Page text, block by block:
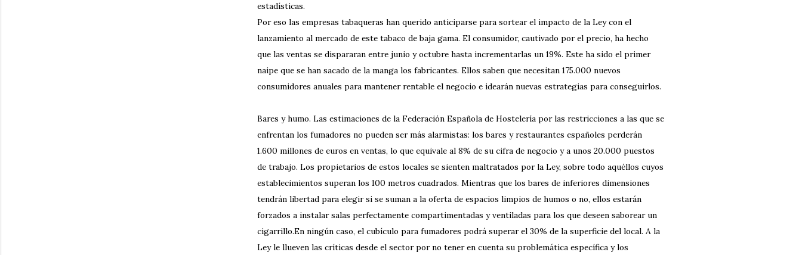
estadísticas.
Por eso las empresas tabaqueras han querido anticiparse para sortear el impacto de la Ley con el
lanzamiento al mercado de este tabaco de baja gama. El consumidor, cautivado por el precio, ha hecho
que las ventas se dispararan entre junio y octubre hasta incrementarlas un 19%. Este ha sido el primer
naipe que se han sacado de la manga los fabricantes. Ellos saben que necesitan 175.000 nuevos
consumidores anuales para mantener rentable el negocio e idearán nuevas estrategias para conseguirlos.
Bares y humo. Las estimaciones de la Federación Española de Hostelería por las restricciones a las que se
enfrentan los fumadores no pueden ser más alarmistas: los bares y restaurantes españoles perderán
1.600 millones de euros en ventas, lo que equivale al 8% de su cifra de negocio y a unos 20.000 puestos
de trabajo. Los propietarios de estos locales se sienten maltratados por la Ley, sobre todo aquéllos cuyos
establecimientos superan los 100 metros cuadrados. Mientras que los bares de inferiores dimensiones
tendrán libertad para elegir si se suman a la oferta de espacios limpios de humos o no, ellos estarán
forzados a instalar salas perfectamente compartimentadas y ventiladas para los que deseen saborear un
cigarrillo.En ningún caso, el cubículo para fumadores podrá superar el 30% de la superficie del local. A la
Ley le llueven las críticas desde el sector por no tener en cuenta su problemática específica y los